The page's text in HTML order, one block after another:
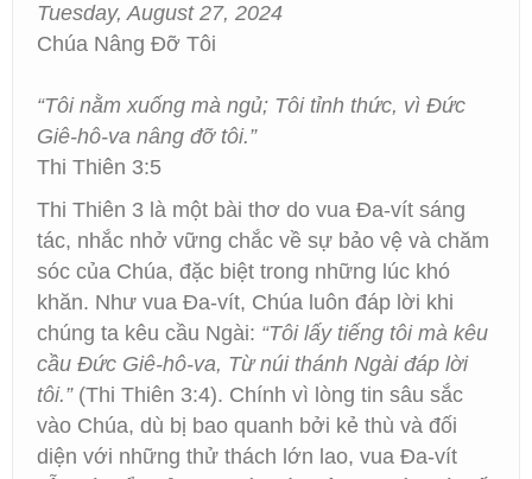
Tuesday, August 27, 2024
Chúa Nâng Đỡ Tôi
“Tôi nằm xuống mà ngủ; Tôi tỉnh thức, vì Đức
Giê-hô-va nâng đỡ tôi.”
Thi Thiên 3:5
Thi Thiên 3 là một bài thơ do vua Đa-vít sáng
tác, nhắc nhở vững chắc về sự bảo vệ và chăm
sóc của Chúa, đặc biệt trong những lúc khó
khăn. Như vua Đa-vít, Chúa luôn đáp lời khi
chúng ta kêu cầu Ngài: “Tôi lấy tiếng tôi mà kêu
cầu Đức Giê-hô-va, Từ núi thánh Ngài đáp lời
tôi.”(Thi Thiên 3:4). Chính vì lòng tin sâu sắc
vào Chúa, dù bị bao quanh bởi kẻ thù và đối
diện với những thử thách lớn lao, vua Đa-vít